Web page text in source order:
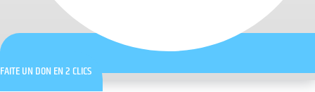
FAITE UN DON EN 2 CLICS